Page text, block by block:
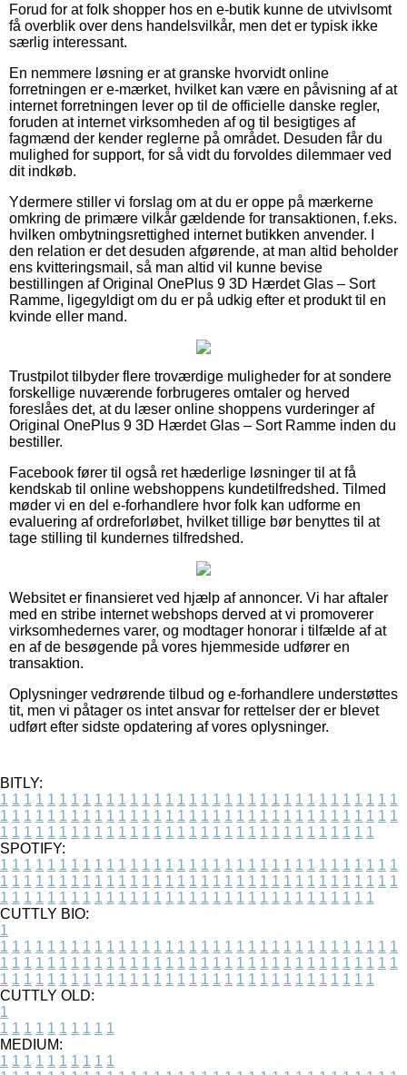
Forud for at folk shopper hos en e-butik kunne de utvivlsomt
få overblik over dens handelsvilkår, men det er typisk ikke
særlig interessant.
En nemmere løsning er at granske hvorvidt online
forretningen er e-mærket, hvilket kan være en påvisning af at
internet forretningen lever op til de officielle danske regler,
foruden at internet virksomheden af og til besigtiges af
fagmænd der kender reglerne på området. Desuden får du
mulighed for support, for så vidt du forvoldes dilemmaer ved
dit indkøb.
Ydermere stiller vi forslag om at du er oppe på mærkerne
omkring de primære vilkår gældende for transaktionen, f.eks.
hvilken ombytningsrettighed internet butikken anvender. I
den relation er det desuden afgørende, at man altid beholder
ens kvitteringsmail, så man altid vil kunne bevise
bestillingen af Original OnePlus 9 3D Hærdet Glas – Sort
Ramme, ligegyldigt om du er på udkig efter et produkt til en
kvinde eller mand.
Trustpilot tilbyder flere troværdige muligheder for at sondere
forskellige nuværende forbrugeres omtaler og herved
foreslåes det, at du læser online shoppens vurderinger af
Original OnePlus 9 3D Hærdet Glas – Sort Ramme inden du
bestiller.
Facebook fører til også ret hæderlige løsninger til at få
kendskab til online webshoppens kundetilfredshed. Tilmed
møder vi en del e-forhandlere hvor folk kan udforme en
evaluering af ordreforløbet, hvilket tillige bør benyttes til at
tage stilling til kundernes tilfredshed.
Websitet er finansieret ved hjælp af annoncer. Vi har aftaler
med en stribe internet webshops derved at vi promoverer
virksomhedernes varer, og modtager honorar i tilfælde af at
en af de besøgende på vores hjemmeside udfører en
transaktion.
Oplysninger vedrørende tilbud og e-forhandlere understøttes
tit, men vi påtager os intet ansvar for rettelser der er blevet
udført efter sidste opdatering af vores oplysninger.
BITLY:
1 1 1 1 1 1 1 1 1 1 1 1 1 1 1 1 1 1 1 1 1 1 1 1 1 1 1 1 1 1 1 1 1 1
1 1 1 1 1 1 1 1 1 1 1 1 1 1 1 1 1 1 1 1 1 1 1 1 1 1 1 1 1 1 1 1 1 1
1 1 1 1 1 1 1 1 1 1 1 1 1 1 1 1 1 1 1 1 1 1 1 1 1 1 1 1 1 1 1 1
SPOTIFY:
1 1 1 1 1 1 1 1 1 1 1 1 1 1 1 1 1 1 1 1 1 1 1 1 1 1 1 1 1 1 1 1 1 1
1 1 1 1 1 1 1 1 1 1 1 1 1 1 1 1 1 1 1 1 1 1 1 1 1 1 1 1 1 1 1 1 1 1
1 1 1 1 1 1 1 1 1 1 1 1 1 1 1 1 1 1 1 1 1 1 1 1 1 1 1 1 1 1 1 1
CUTTLY BIO:
1
1 1 1 1 1 1 1 1 1 1 1 1 1 1 1 1 1 1 1 1 1 1 1 1 1 1 1 1 1 1 1 1 1 1
1 1 1 1 1 1 1 1 1 1 1 1 1 1 1 1 1 1 1 1 1 1 1 1 1 1 1 1 1 1 1 1 1 1
1 1 1 1 1 1 1 1 1 1 1 1 1 1 1 1 1 1 1 1 1 1 1 1 1 1 1 1 1 1 1 1
CUTTLY OLD:
1
1 1 1 1 1 1 1 1 1 1
MEDIUM:
1 1 1 1 1 1 1 1 1 1